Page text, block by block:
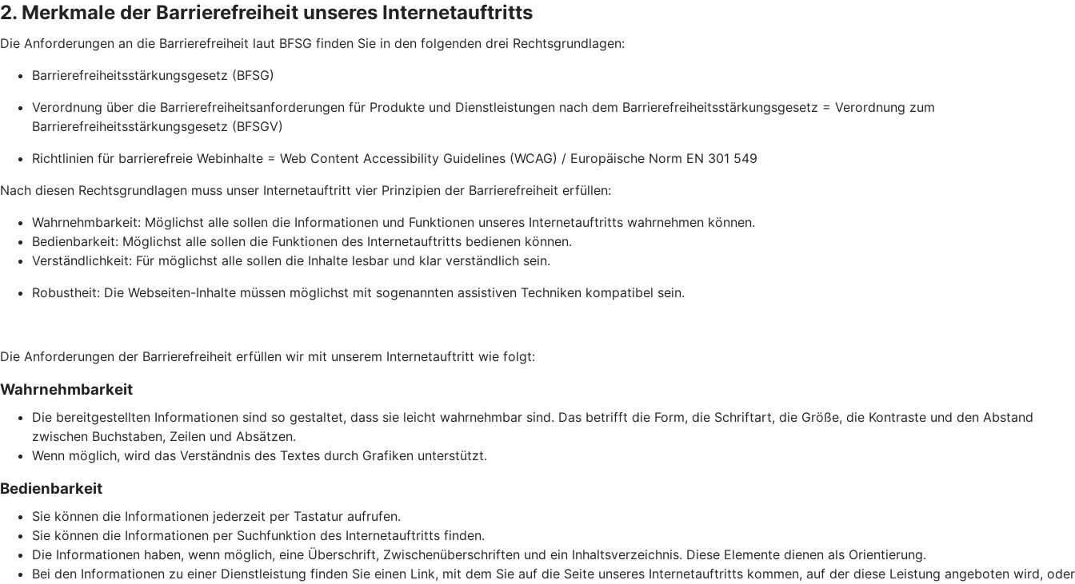
2. Merkmale der Barrierefreiheit unseres Internetauftritts
Die Anforderungen an die Barrierefreiheit laut BFSG finden Sie in den folgenden drei Rechtsgrundlagen:
Barrierefreiheitsstärkungsgesetz (BFSG)
Verordnung über die Barrierefreiheitsanforderungen für Produkte und Dienstleistungen nach dem Barrierefreiheitsstärkungsgesetz = Verordnung zum
Barrierefreiheitsstärkungsgesetz (BFSGV)
Richtlinien für barrierefreie Webinhalte = Web Content Accessibility Guidelines (WCAG) / Europäische Norm EN 301 549
Nach diesen Rechtsgrundlagen muss unser Internetauftritt vier Prinzipien der Barrierefreiheit erfüllen:
Wahrnehmbarkeit: Möglichst alle sollen die Informationen und Funktionen unseres Internetauftritts wahrnehmen können.
Bedienbarkeit: Möglichst alle sollen die Funktionen des Internetauftritts bedienen können.
Verständlichkeit: Für möglichst alle sollen die Inhalte lesbar und klar verständlich sein.
Robustheit: Die Webseiten-Inhalte müssen möglichst mit sogenannten assistiven Techniken kompatibel sein.
Die Anforderungen der Barrierefreiheit erfüllen wir mit unserem Internetauftritt wie folgt:
Wahrnehmbarkeit
Die bereitgestellten Informationen sind so gestaltet, dass sie leicht wahrnehmbar sind. Das betrifft die Form, die Schriftart, die Größe, die Kontraste und den Abstand
zwischen Buchstaben, Zeilen und Absätzen.
Wenn möglich, wird das Verständnis des Textes durch Grafiken unterstützt.
Bedienbarkeit
Sie können die Informationen jederzeit per Tastatur aufrufen.
Sie können die Informationen per Suchfunktion des Internetauftritts finden.
Die Informationen haben, wenn möglich, eine Überschrift, Zwischenüberschriften und ein Inhaltsverzeichnis. Diese Elemente dienen als Orientierung.
Bei den Informationen zu einer Dienstleistung finden Sie einen Link, mit dem Sie auf die Seite unseres Internetauftritts kommen, auf der diese Leistung angeboten wird, oder